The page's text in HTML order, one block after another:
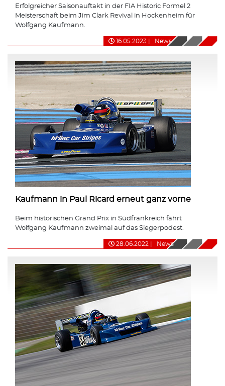
Erfolgreicher Saisonauftakt in der FIA Historic Formel 2
Meisterschaft beim Jim Clark Revival in Hockenheim für
Wolfgang Kaufmann.
16.05.2023 News
Kaufmann in Paul Ricard erneut ganz vorne
Beim historischen Grand Prix in Südfrankreich fährt
Wolfgang Kaufmann zweimal auf das Siegerpodest.
28.06.2022 News